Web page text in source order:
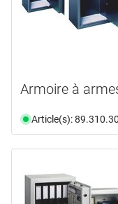
Armoire à
Article(s):